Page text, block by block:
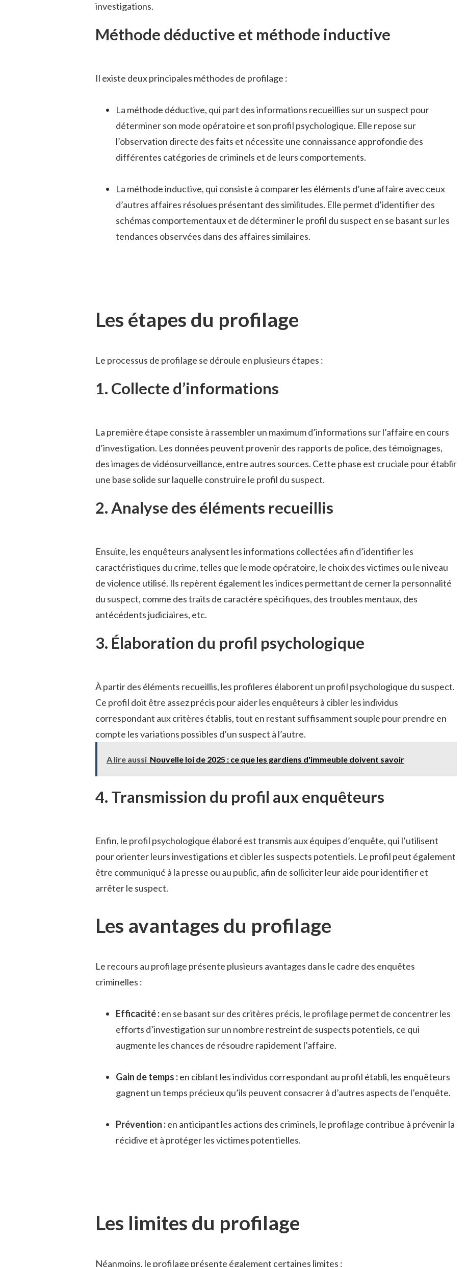
investigations.
Méthode déductive et méthode inductive
Il existe deux principales méthodes de profilage :
La méthode déductive, qui part des informations recueillies sur un suspect pour
déterminer son mode opératoire et son profil psychologique. Elle repose sur
l’observation directe des faits et nécessite une connaissance approfondie des
différentes catégories de criminels et de leurs comportements.
La méthode inductive, qui consiste à comparer les éléments d’une affaire avec ceux
d’autres affaires résolues présentant des similitudes. Elle permet d’identifier des
schémas comportementaux et de déterminer le profil du suspect en se basant sur les
tendances observées dans des affaires similaires.
Les étapes du profilage
Le processus de profilage se déroule en plusieurs étapes :
1. Collecte d’informations
La première étape consiste à rassembler un maximum d’informations sur l’affaire en cours
d’investigation. Les données peuvent provenir des rapports de police, des témoignages,
des images de vidéosurveillance, entre autres sources. Cette phase est cruciale pour établir
une base solide sur laquelle construire le profil du suspect.
2. Analyse des éléments recueillis
Ensuite, les enquêteurs analysent les informations collectées afin d’identifier les
caractéristiques du crime, telles que le mode opératoire, le choix des victimes ou le niveau
de violence utilisé. Ils repèrent également les indices permettant de cerner la personnalité
du suspect, comme des traits de caractère spécifiques, des troubles mentaux, des
antécédents judiciaires, etc.
3. Élaboration du profil psychologique
À partir des éléments recueillis, les profileres élaborent un profil psychologique du suspect.
Ce profil doit être assez précis pour aider les enquêteurs à cibler les individus
correspondant aux critères établis, tout en restant suffisamment souple pour prendre en
compte les variations possibles d’un suspect à l’autre.
A lire aussi Nouvelle loi de 2025 : ce que les gardiens d'immeuble doivent savoir
4. Transmission du profil aux enquêteurs
Enfin, le profil psychologique élaboré est transmis aux équipes d’enquête, qui l’utilisent
pour orienter leurs investigations et cibler les suspects potentiels. Le profil peut également
être communiqué à la presse ou au public, afin de solliciter leur aide pour identifier et
arrêter le suspect.
Les avantages du profilage
Le recours au profilage présente plusieurs avantages dans le cadre des enquêtes
criminelles :
Efficacité :en se basant sur des critères précis, le profilage permet de concentrer les
efforts d’investigation sur un nombre restreint de suspects potentiels, ce qui
augmente les chances de résoudre rapidement l’affaire.
Gain de temps :en ciblant les individus correspondant au profil établi, les enquêteurs
gagnent un temps précieux qu’ils peuvent consacrer à d’autres aspects de l’enquête.
Prévention :en anticipant les actions des criminels, le profilage contribue à prévenir la
récidive et à protéger les victimes potentielles.
Les limites du profilage
Néanmoins, le profilage présente également certaines limites :